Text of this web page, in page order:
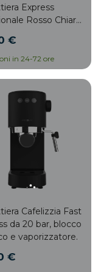
Express
Rosso Chiaro
con 20 Bar,
e
Regolabile.
€
in 24-72 ore
Cafelizzia Fast
da 20 bar, blocco
e vaporizzatore.
€